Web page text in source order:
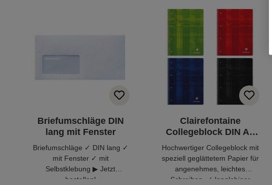
Briefumschläge DIN
lang mit Fenster
Briefumschläge ✓ DIN lang ✓
mit Fenster ✓ mit
Selbstklebung ▶ Jetzt
bestellen!
Clairefontaine
Collegeblock DIN A4
kariert
Hochwertiger Collegeblock mit
speziell geglättetem Papier für
angenehmes, leichtes
Schreiben. ✓ langlebiger